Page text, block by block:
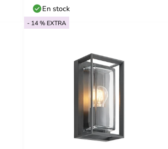
En stock
- 14 % EXTRA